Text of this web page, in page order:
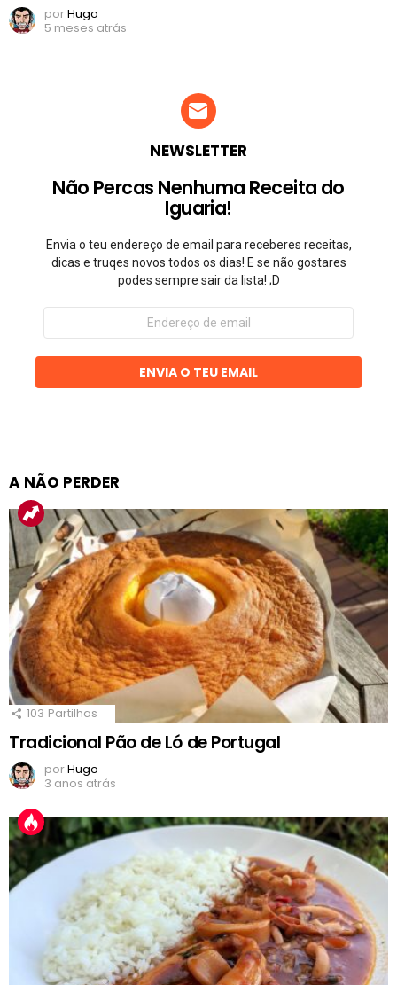
porHugo
5 meses atrás
NEWSLETTER
Não Percas Nenhuma Receita do
Iguaria!
Envia o teu endereço de email para receberes receitas,
dicas e truqes novos todos os dias! E se não gostares
podes sempre sair da lista! ;D
Endereço
email
ENVIA O TEU EMAIL
A NÃO PERDER
103 Partilhas
Tradicional Pão de Ló de Portugal
porHugo
3 anos atrás